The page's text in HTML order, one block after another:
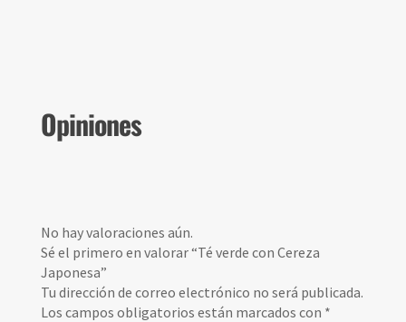
Opiniones
No hay valoraciones aún.
Sé el primero en valorar “Té verde con Cereza
Japonesa”
Tu dirección de correo electrónico no será publicada.
Los campos obligatorios están marcados con *